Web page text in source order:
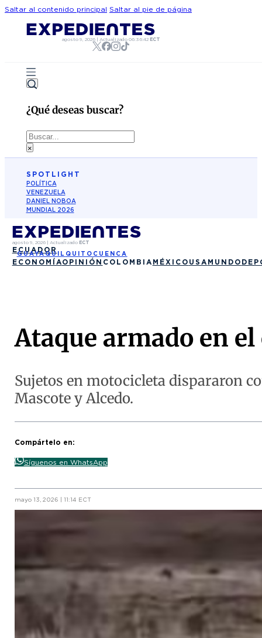
Saltar al contenido principal Saltar al pie de página
agosto 9, 2026 |Actualizado06:36:42 ECT
¿Qué deseas buscar?
Buscar
×
SPOTLIGHT
POLÍTICA
VENEZUELA
DANIEL NOBOA
MUNDIAL 2026
agosto 9, 2026| Actualizado ECT
ECUADOR
GUAYAQUIL QUITO CUENCA
ECONOMÍAOPINIÓN COLOMBIA MÉXICO USA MUNDO
Ataque armado en
Sujetos en motocicleta dispararon
Mascote y Alcedo.
Compártelo en:
Síguenos en WhatsApp
mayo 13, 2026 | 11:14 ECT